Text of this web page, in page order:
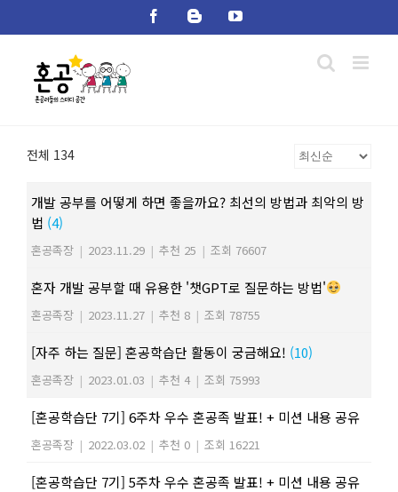
FacebookBloggerYouTube
전체 134
개발 공부를 어떻게 하면 좋을까요? 최선의 방법과 최악의 방
법 (4)
혼공족장 | 2023.11.29 | 추천 25 | 조회 76607
혼자 개발 공부할 때 유용한 '챗GPT로 질문하는 방법'
혼공족장 | 2023.11.27 | 추천 8 | 조회 78755
[자주 하는 질문] 혼공학습단 활동이 궁금해요! (10)
혼공족장 | 2023.01.03 | 추천 4 | 조회 75993
[혼공학습단 7기] 6주차 우수 혼공족 발표! + 미션 내용 공유
혼공족장 | 2022.03.02 | 추천 0 | 조회 16221
[혼공학습단 7기] 5주차 우수 혼공족 발표! + 미션 내용 공유